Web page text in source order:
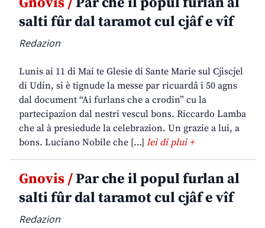
salti fûr dal taramot cul cjâf e vîf
Redazion
Lunis ai 11 di Mai te Glesie di Sante Marie sul Cjiscjel
di Udin, si è tignude la messe par ricuardâ i 50 agns
dal document “Ai furlans che a crodin” cu la
partecipazion dal nestri vescul bons. Riccardo Lamba
che al à presiedude la celebrazion. Un grazie a lui, a
bons. Luciano Nobile che […] lei di plui +
Gnovis /Par che il popul furlan al
salti fûr dal taramot cul cjâf e vîf
Redazion